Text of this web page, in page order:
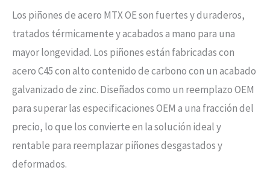
Los piñones de acero MTX OE son fuertes y duraderos,
tratados térmicamente y acabados a mano para una
mayor longevidad. Los piñones están fabricadas con
acero C45 con alto contenido de carbono con un acabado
galvanizado de zinc. Diseñados como un reemplazo OEM
para superar las especificaciones OEM a una fracción del
precio, lo que los convierte en la solución ideal y
rentable para reemplazar piñones desgastados y
deformados.